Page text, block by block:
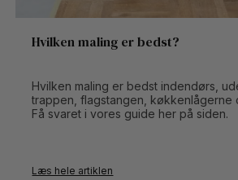
Hvilken maling er bedst?
Hvilken maling er bedst indendørs,
trappen, flagstangen, køkkenlågerne
Få svaret i vores guide her på siden.
Læs hele artiklen